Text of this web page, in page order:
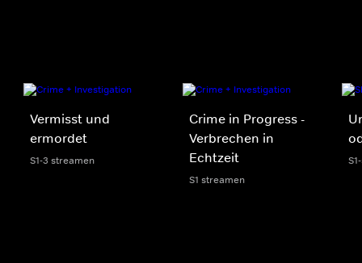
Vermisst und
ermordet
S1-3 streamen
Crime in Progress -
Verbrechen in
Echtzeit
S1 streamen